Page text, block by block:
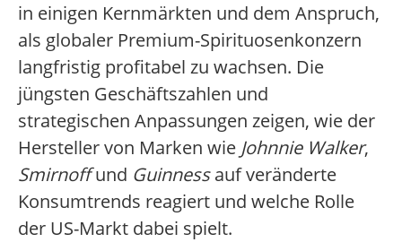
in einigen Kernmärkten und dem Anspruch,
als globaler Premium-Spirituosenkonzern
langfristig profitabel zu wachsen. Die
jüngsten Geschäftszahlen und
strategischen Anpassungen zeigen, wie der
Hersteller von Marken wie Johnnie Walker,
Smirnoffund Guinnessauf veränderte
Konsumtrends reagiert und welche Rolle
der US-Markt dabei spielt.